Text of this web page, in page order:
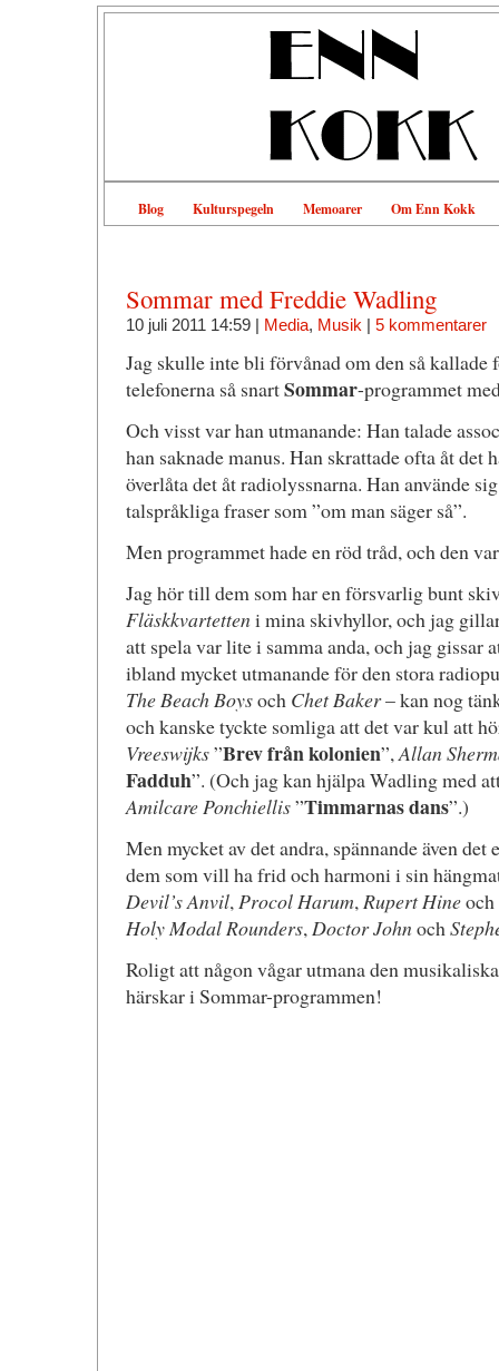
Blog Kulturspegeln Memoarer Om Enn Kokk
Sommar med Freddie Wadling
10 juli 2011 14:59 | Media, Musik | 5 kommentarer
Jag skulle inte bli förvånad om den så kallade
telefonerna så snartSommar-programmet
Och visst var han utmanande: Han talade
han saknade manus. Han skrattade ofta åt det
överlåta det åt radiolyssnarna. Han använde
talspråkliga fraser som ”om man säger så”.
Men programmet hade en röd tråd, och den
Jag hör till dem som har en försvarlig bunt
Fläskkvartetteni mina skivhyllor, och jag
att spela var lite i samma anda, och jag gissar
ibland mycket utmanande för den stora
The Beach Boysoch Chet Baker– kan nog
och kanske tyckte somliga att det var kul att
Vreeswijks”Brev från kolonien”,Allan
Fadduh”. (Och jag kan hjälpa Wadling med
Amilcare Ponchiellis”Timmarnas dans”.)
Men mycket av det andra, spännande även
dem som vill ha frid och harmoni i sin
Devil’s Anvil,Procol Harum,Rupert Hineoch
Holy Modal Rounders,Doctor Johnoch
Roligt att någon vågar utmana den
härskar i Sommar-programmen!